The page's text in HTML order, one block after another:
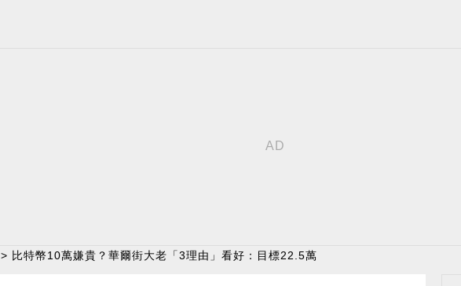
> 比特幣10萬嫌貴？華爾街大老「3理由」看好：目標22.5萬